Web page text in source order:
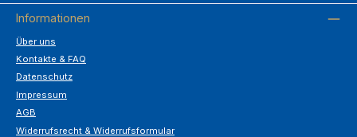
Informationen
Über uns
Kontakte & FAQ
Datenschutz
Impressum
AGB
Widerrufsrecht & Widerrufsformular